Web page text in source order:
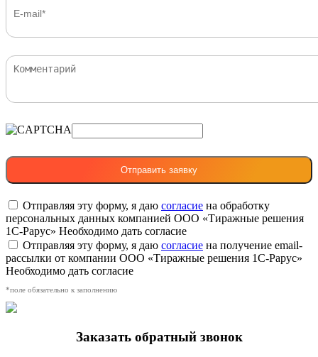
Отправляя эту форму, я даю согласие на обработку
персональных данных компанией ООО «Тиражные решения
1С-Рарус» Необходимо дать согласие
Отправляя эту форму, я даю согласие на получение email-
рассылки от компании ООО «Тиражные решения 1С-Рарус»
Необходимо дать согласие
*поле обязательно к заполнению
Заказать обратный звонок